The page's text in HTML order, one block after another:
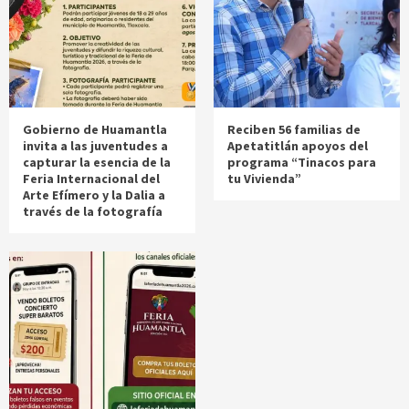
Gobierno de Huamantla
invita a las juventudes a
capturar la esencia de la
Feria Internacional del
Arte Efímero y la Dalia a
través de la fotografía
Reciben 56 familias de
Apetatitlán apoyos del
programa “Tinacos para
tu Vivienda”